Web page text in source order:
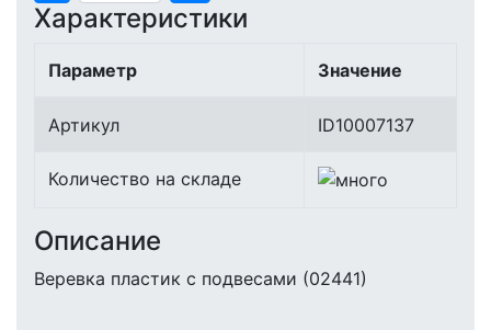
Характеристики
Параметр Значение
Артикул ID10007137
Количество на складе
Описание
Веревка пластик с подвесами (02441)